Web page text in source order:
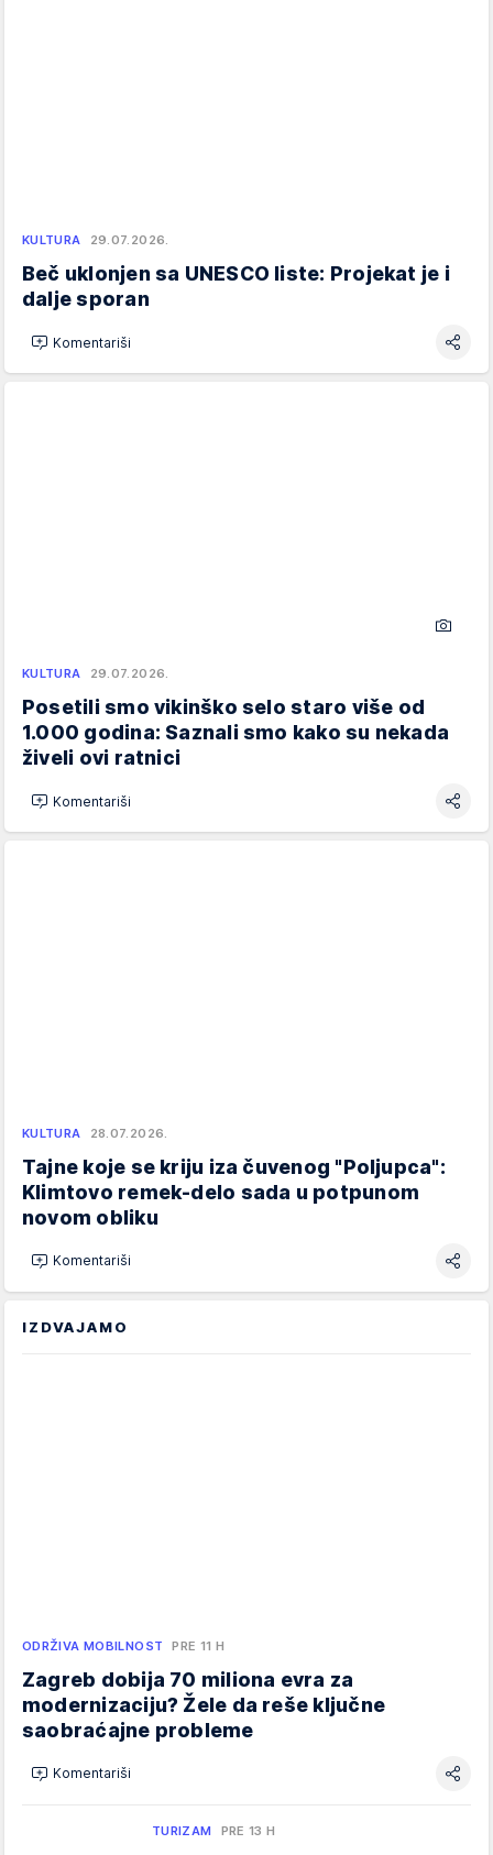
KULTURA 29.07.2026.
Beč uklonjen sa UNESCO liste: Projekat je i
dalje sporan
Komentariši
KULTURA 29.07.2026.
Posetili smo vikinško selo staro više od
1.000 godina: Saznali smo kako su nekada
živeli ovi ratnici
Komentariši
KULTURA 28.07.2026.
Tajne koje se kriju iza čuvenog "Poljupca":
Klimtovo remek-delo sada u potpunom
novom obliku
Komentariši
IZDVAJAMO
ODRŽIVA MOBILNOST PRE 11 H
Zagreb dobija 70 miliona evra za
modernizaciju? Žele da reše ključne
saobraćajne probleme
Komentariši
TURIZAM PRE 13 H